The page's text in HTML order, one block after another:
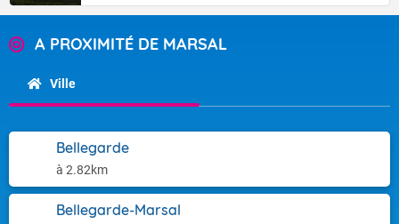
A PROXIMITÉ DE MARSAL
Ville
Bellegarde
à 2.82km
Bellegarde-Marsal